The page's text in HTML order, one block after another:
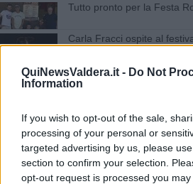
QuiNewsValdera.it - Do Not
Information
If you wish to opt-out of the sale,
processing of your personal or
targeted advertising by us, please
section to confirm your selection.
opt-out request is processed you
Tutto pronto per la Festa
Carla Fracci ospite al
Tutto il mondo è Valdera -
Tentano rapina in banca,
Pontedera-Pisa, il derby
pareggio al Mannucci (2-2)